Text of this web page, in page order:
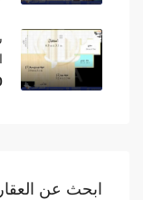
ابحث عن